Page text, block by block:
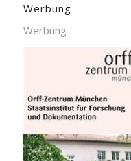
Werbung
Werbung